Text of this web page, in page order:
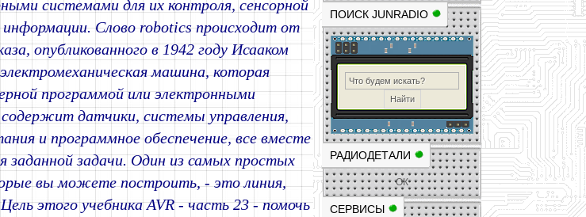
ПОИСК JUNRADIO
РАДИОДЕТАЛИ
ОК
СЕРВИСЫ
системами для их контроля, сенсорной
Слово robotics происходит от
опубликованного в 1942 году Исааком
машина, которая
программой или электронными
датчики, системы управления,
и программное обеспечение, все вместе
заданной задачи. Один из самых простых
вы можете построить, - это линия,
этого учебника AVR - часть 23 - помочь